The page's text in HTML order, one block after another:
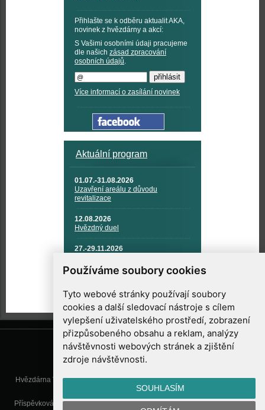
Používáme soubory cookies
Tyto webové stránky používají soubory
cookies a další sledovací nástroje s cílem
vylepšení uživatelského prostředí, zobrazení
přizpůsobeného obsahu a reklam, analýzy
návštěvnosti webových stránek a zjištění
zdroje návštěvnosti.
SOUHLASÍM
Přihlašte se k odběru aktualit AKA,
novinek z hvězdárny a akcí:
S Vašimi osobními údaji pracujeme
dle našich zásad zpracování
osobních údajů.
Více informací o zasílání novinek
Aktuální program
01.07.-31.08.2026
Uzavření areálu z důvodu
revitalizace
12.08.2026
Hvězdný duel
27.-29.11.2026
TECHNIKA A KOSMICKÉ
TECHNOLOGIE
Hvězdárna Valašské Meziříčí, příspěvková organizace, Vsetínská 78, 757
01 Valašské Meziříčí
Příspěvková organizace Zlínského kraje. Telefon:571 611 928, Mobil:777